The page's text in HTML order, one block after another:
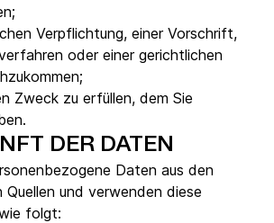
Verpflichtung, einer Vorschrift,
oder einer gerichtlichen
Zweck zu erfüllen, dem Sie
DER DATEN
Daten aus den
und verwenden diese
folgt: